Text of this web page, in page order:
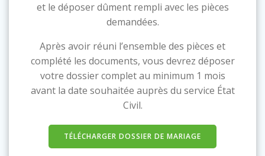
et le déposer dûment rempli avec les pièces
demandées.
Après avoir réuni l’ensemble des pièces et
complété les documents, vous devrez déposer
votre dossier complet au minimum 1 mois
avant la date souhaitée auprès du service État
Civil.
TÉLÉCHARGER DOSSIER DE MARIAGE